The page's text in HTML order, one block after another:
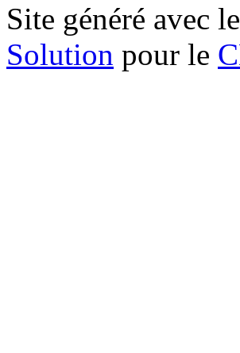
Site généré avec
Solution pour le